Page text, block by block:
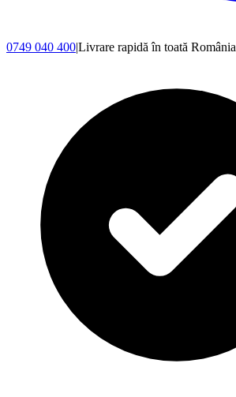
0749 040 400|Livrare rapidă în toată România